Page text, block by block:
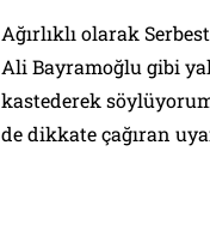
Ağırlıklı olarak
Ali Bayramoğlu gibi
kastederek
de dikkate çağıran